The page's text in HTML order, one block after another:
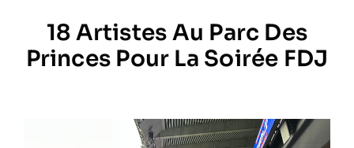
Prestations
18 Artistes Au Parc Des
Princes Pour La Soirée FDJ